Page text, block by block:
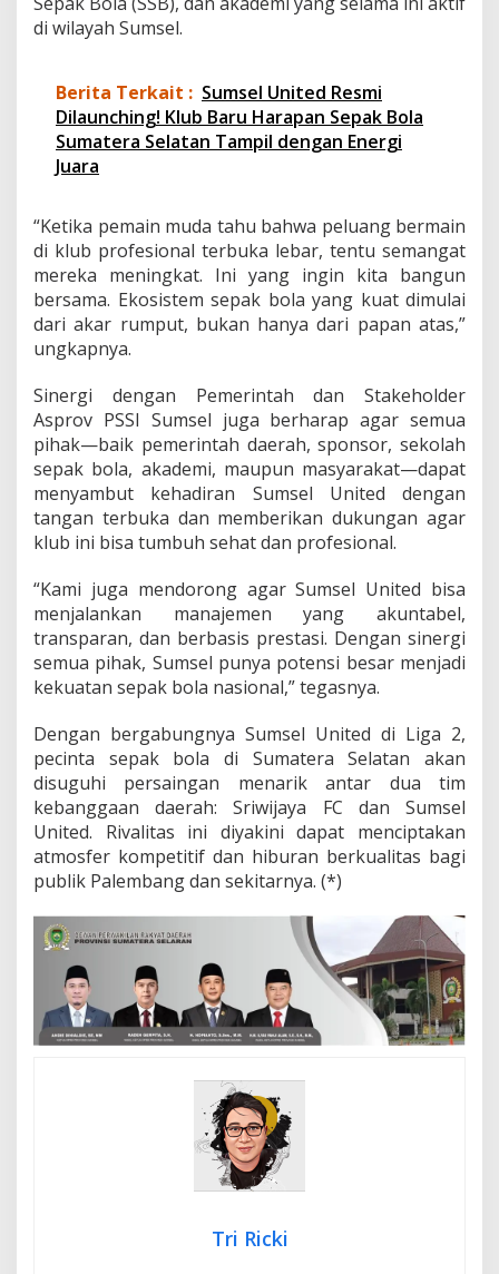
di wilayah Sumsel.
Berita Terkait : Sumsel United Resmi
Dilaunching! Klub Baru Harapan Sepak Bola
Sumatera Selatan Tampil dengan Energi
Juara
“Ketika pemain muda tahu bahwa peluang bermain
di klub profesional terbuka lebar, tentu semangat
mereka meningkat. Ini yang ingin kita bangun
bersama. Ekosistem sepak bola yang kuat dimulai
dari akar rumput, bukan hanya dari papan atas,”
ungkapnya.
Sinergi dengan Pemerintah dan Stakeholder
Asprov PSSI Sumsel juga berharap agar semua
pihak—baik pemerintah daerah, sponsor, sekolah
sepak bola, akademi, maupun masyarakat—dapat
menyambut kehadiran Sumsel United dengan
tangan terbuka dan memberikan dukungan agar
klub ini bisa tumbuh sehat dan profesional.
“Kami juga mendorong agar Sumsel United bisa
menjalankan manajemen yang akuntabel,
transparan, dan berbasis prestasi. Dengan sinergi
semua pihak, Sumsel punya potensi besar menjadi
kekuatan sepak bola nasional,” tegasnya.
Dengan bergabungnya Sumsel United di Liga 2,
pecinta sepak bola di Sumatera Selatan akan
disuguhi persaingan menarik antar dua tim
kebanggaan daerah: Sriwijaya FC dan Sumsel
United. Rivalitas ini diyakini dapat menciptakan
atmosfer kompetitif dan hiburan berkualitas bagi
publik Palembang dan sekitarnya. (*)
Tri Ricki